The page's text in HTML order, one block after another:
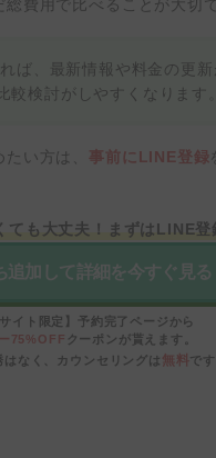
総費用で比べることが大切で
ば、最新情報や料金の更新
較検討がしやすくなります。
い方は、 事前にLINE登録
ても大丈夫！まずはLINE登
追加して詳細を今すぐ見る
イト限定】予約完了ページから
75%OFF クーポンが貰えます。
なく、カウンセリングは 無料です